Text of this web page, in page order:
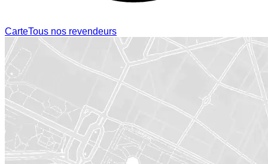
CarteTous nos revendeurs